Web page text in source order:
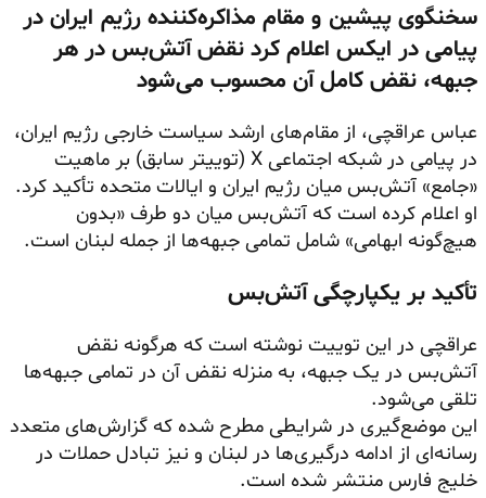
سخنگوی پیشین و مقام مذاکره‌کننده رژیم ایران در
پیامی در ایکس اعلام کرد نقض آتش‌بس در هر
جبهه، نقض کامل آن محسوب می‌شود
عباس عراقچی، از مقام‌های ارشد سیاست خارجی رژیم ایران،
در پیامی در شبکه اجتماعی X (توییتر سابق) بر ماهیت
«جامع» آتش‌بس میان رژیم ایران و ایالات متحده تأکید کرد.
او اعلام کرده است که آتش‌بس میان دو طرف «بدون
هیچ‌گونه ابهامی» شامل تمامی جبهه‌ها از جمله لبنان است.
تأکید بر یکپارچگی آتش‌بس
عراقچی در این توییت نوشته است که هرگونه نقض
آتش‌بس در یک جبهه، به منزله نقض آن در تمامی جبهه‌ها
تلقی می‌شود.
این موضع‌گیری در شرایطی مطرح شده که گزارش‌های متعدد
رسانه‌ای از ادامه درگیری‌ها در لبنان و نیز تبادل حملات در
خلیج فارس منتشر شده است.